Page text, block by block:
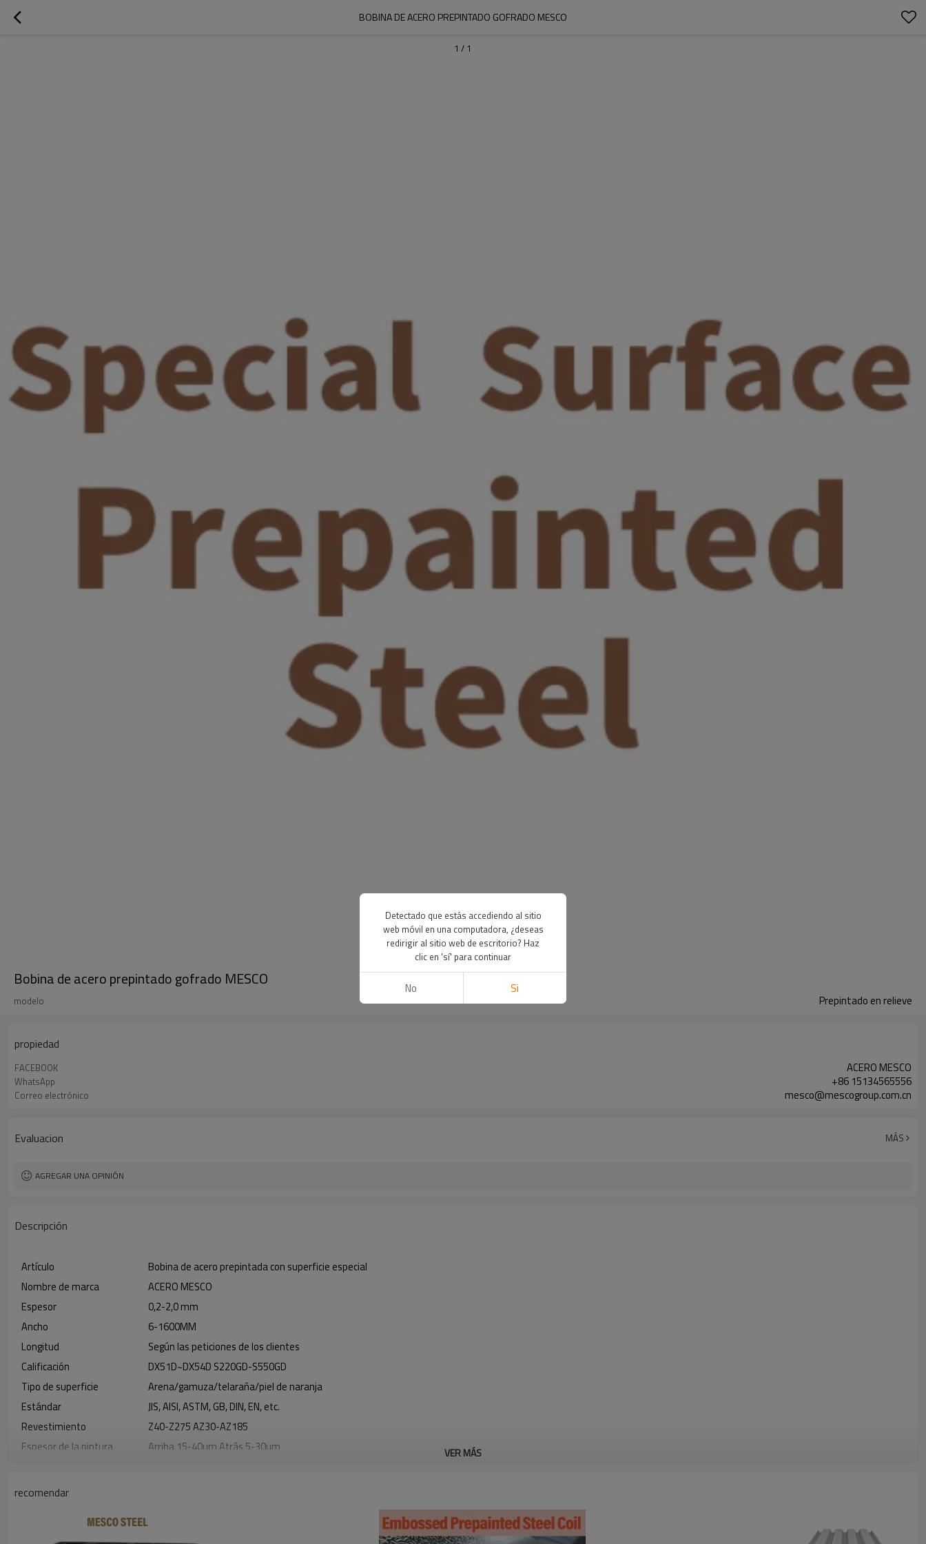
BOBINA DE ACERO PREPINTADO GOFRADO MESCO
1 / 1
Bobina de acero prepintado gofrado MESCO
modelo Prepintado en relieve
propiedad
FACEBOOK ACERO MESCO
WhatsApp +86 15134565556
Correo electrónico mesco@mescogroup.com.cn
Evaluacion MÁS
AGREGAR UNA OPINIÓN
Descripción
Artículo
Bobina de acero prepintada con superficie especial
Nombre de marca
ACERO MESCO
Espesor
0,2-2,0 mm
Ancho
6-1600MM
Longitud
Según las peticiones de los clientes
Calificación
DX51D~DX54D S220GD-S550GD
Tipo de superficie
Arena/gamuza/telaraña/piel de naranja
Estándar
JIS, AISI, ASTM, GB, DIN, EN, etc.
Revestimiento
Z40-Z275 AZ30-AZ185
Espesor de la pintura
Arriba 15-40um Atrás 5-30um
Marca de pintura
VER MÁS
recomendar
Detectado que estás accediendo al sitio
web móvil en una computadora, ¿deseas
redirigir al sitio web de escritorio? Haz
clic en 'sí' para continuar
No Si